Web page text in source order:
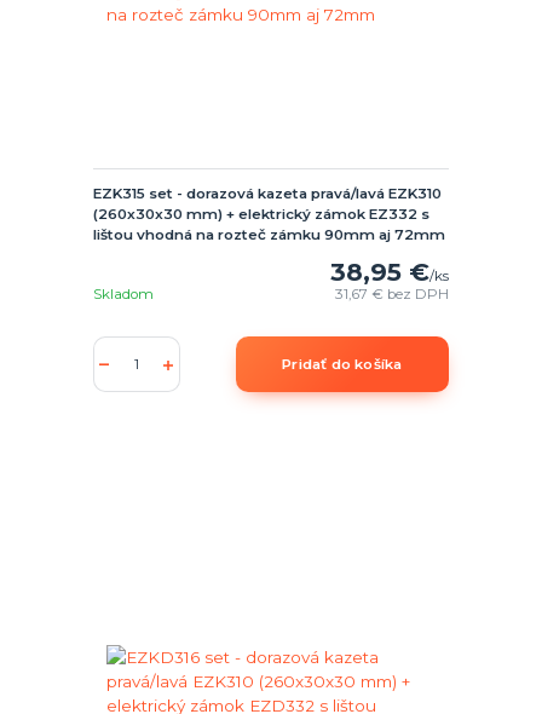
EZK315 set - dorazová kazeta pravá/lavá EZK310
(260x30x30 mm) + elektrický zámok EZ332 s
lištou vhodná na rozteč zámku 90mm aj 72mm
38,95 €/ks
31,67 € bez DPH
Skladom
Pridať do košíka